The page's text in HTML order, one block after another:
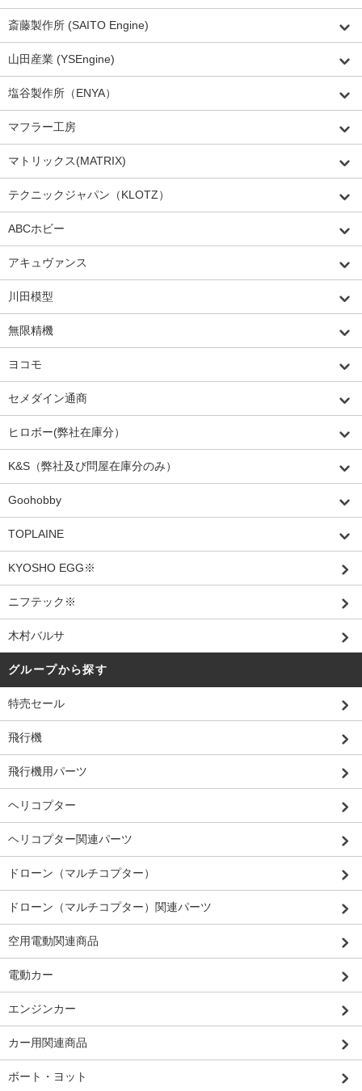
斎藤製作所 (SAITO Engine)
山田産業 (YSEngine)
塩谷製作所（ENYA）
マフラー工房
マトリックス(MATRIX)
テクニックジャパン（KLOTZ）
ABCホビー
アキュヴァンス
川田模型
無限精機
ヨコモ
セメダイン通商
ヒロボー(弊社在庫分）
K&S（弊社及び問屋在庫分のみ）
Goohobby
TOPLAINE
KYOSHO EGG※
ニフテック※
木村バルサ
グループから探す
特売セール
飛行機
飛行機用パーツ
ヘリコプター
ヘリコプター関連パーツ
ドローン（マルチコプター）
ドローン（マルチコプター）関連パーツ
空用電動関連商品
電動カー
エンジンカー
カー用関連商品
ボート・ヨット